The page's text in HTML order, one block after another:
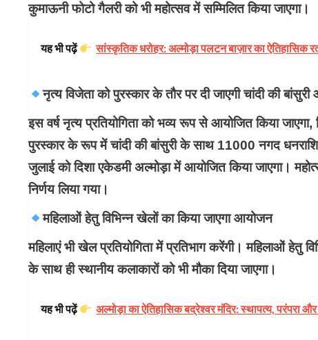
कुमाऊनी फोटो गैलरी को भी महोत्सव में सम्मिलित किया जाएगा।
यह भी पढ़ें सांस्कृतिक धरोहर: अल्मोड़ा पलटन बाज़ार का ऐतिहासिक
नृत्य विजेता को पुरस्कार के तौर पर दी जाएगी चांदी की
इस वर्ष नृत्य प्रतियोगिता को भव्य रूप से आयोजित किया जाएगा,
पुरस्कार के रूप में चांदी की बांसुरी के साथ 11000 नगद
जुलाई को दिशा एकेडमी अल्मोड़ा में आयोजित किया जाएगा।
निर्णय लिया गया।
महिलाओं हेतु विभिन्न खेलों का किया जाएगा आयोजन
महिलाएं भी खेल प्रतियोगिता में प्रतिभाग करेंगी। महिलाओं हेतु
के साथ ही स्थानीय कलाकारों को भी मौका दिया जाएगा।
यह भी पढ़ें अल्मोड़ा का ऐतिहासिक बद्रेश्वर मंदिर: स्थापत्य, परंपरा और